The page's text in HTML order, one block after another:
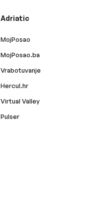
Adriatic
MojPosao
MojPosao.ba
Vrabotuvanje
Hercul.hr
Virtual Valley
Pulser